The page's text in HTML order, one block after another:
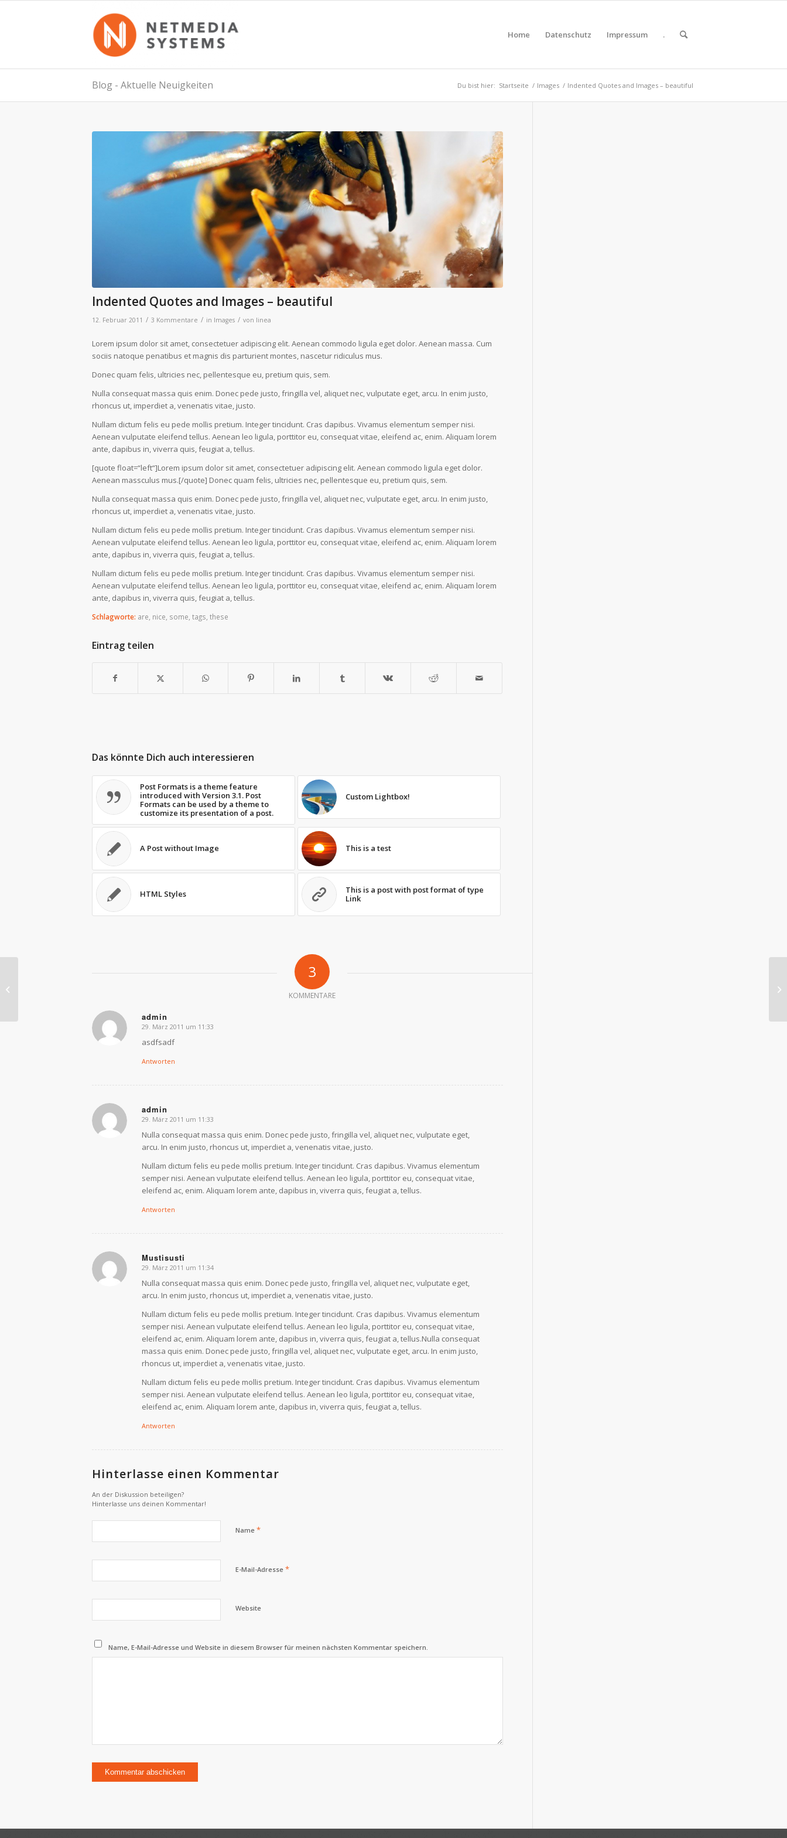
Home Datenschutz Impressum .
Blog - Aktuelle Neuigkeiten Du bist hier: Startseite / Images / Indented Quotes and Images – beautiful
Indented Quotes and Images – beautiful
12. Februar 2011 / 3 Kommentare / in Images / von linea
Lorem ipsum dolor sit amet, consectetuer adipiscing elit. Aenean commodo ligula eget dolor. Aenean massa. Cum
sociis natoque penatibus et magnis dis parturient montes, nascetur ridiculus mus.
Donec quam felis, ultricies nec, pellentesque eu, pretium quis, sem.
Nulla consequat massa quis enim. Donec pede justo, fringilla vel, aliquet nec, vulputate eget, arcu. In enim justo,
rhoncus ut, imperdiet a, venenatis vitae, justo.
Nullam dictum felis eu pede mollis pretium. Integer tincidunt. Cras dapibus. Vivamus elementum semper nisi.
Aenean vulputate eleifend tellus. Aenean leo ligula, porttitor eu, consequat vitae, eleifend ac, enim. Aliquam lorem
ante, dapibus in, viverra quis, feugiat a, tellus.
[quote float=“left“]Lorem ipsum dolor sit amet, consectetuer adipiscing elit. Aenean commodo ligula eget dolor.
Aenean massculus mus.[/quote] Donec quam felis, ultricies nec, pellentesque eu, pretium quis, sem.
Nulla consequat massa quis enim. Donec pede justo, fringilla vel, aliquet nec, vulputate eget, arcu. In enim justo,
rhoncus ut, imperdiet a, venenatis vitae, justo.
Nullam dictum felis eu pede mollis pretium. Integer tincidunt. Cras dapibus. Vivamus elementum semper nisi.
Aenean vulputate eleifend tellus. Aenean leo ligula, porttitor eu, consequat vitae, eleifend ac, enim. Aliquam lorem
ante, dapibus in, viverra quis, feugiat a, tellus.
Nullam dictum felis eu pede mollis pretium. Integer tincidunt. Cras dapibus. Vivamus elementum semper nisi.
Aenean vulputate eleifend tellus. Aenean leo ligula, porttitor eu, consequat vitae, eleifend ac, enim. Aliquam lorem
ante, dapibus in, viverra quis, feugiat a, tellus.
Schlagworte: are nice some tags these
Eintrag teilen
Das könnte Dich auch interessieren
Post Formats is a theme feature
introduced with Version 3.1. Post
Formats can be used by a theme to
customize its presentation of a post.
Custom Lightbox!
A Post without Image This is a test
HTML Styles
This is a post with post format of type
Link
3
KOMMENTARE
admin
sagte:
29. März 2011 um 11:33
asdfsadf
Antworten
admin
sagte:
29. März 2011 um 11:33
Nulla consequat massa quis enim. Donec pede justo, fringilla vel, aliquet nec, vulputate eget,
arcu. In enim justo, rhoncus ut, imperdiet a, venenatis vitae, justo.
Nullam dictum felis eu pede mollis pretium. Integer tincidunt. Cras dapibus. Vivamus elementum
semper nisi. Aenean vulputate eleifend tellus. Aenean leo ligula, porttitor eu, consequat vitae,
eleifend ac, enim. Aliquam lorem ante, dapibus in, viverra quis, feugiat a, tellus.
Antworten
Mustisusti
sagte:
29. März 2011 um 11:34
Nulla consequat massa quis enim. Donec pede justo, fringilla vel, aliquet nec, vulputate eget,
arcu. In enim justo, rhoncus ut, imperdiet a, venenatis vitae, justo.
Nullam dictum felis eu pede mollis pretium. Integer tincidunt. Cras dapibus. Vivamus elementum
semper nisi. Aenean vulputate eleifend tellus. Aenean leo ligula, porttitor eu, consequat vitae,
eleifend ac, enim. Aliquam lorem ante, dapibus in, viverra quis, feugiat a, tellus.Nulla consequat
massa quis enim. Donec pede justo, fringilla vel, aliquet nec, vulputate eget, arcu. In enim justo,
rhoncus ut, imperdiet a, venenatis vitae, justo.
Nullam dictum felis eu pede mollis pretium. Integer tincidunt. Cras dapibus. Vivamus elementum
semper nisi. Aenean vulputate eleifend tellus. Aenean leo ligula, porttitor eu, consequat vitae,
eleifend ac, enim. Aliquam lorem ante, dapibus in, viverra quis, feugiat a, tellus.
Antworten
Hinterlasse einen Kommentar
An der Diskussion beteiligen?
Hinterlasse uns deinen Kommentar!
Name *
E-Mail-Adresse *
Website
Name, E-Mail-Adresse und Website in diesem Browser für meinen nächsten Kommentar speichern.